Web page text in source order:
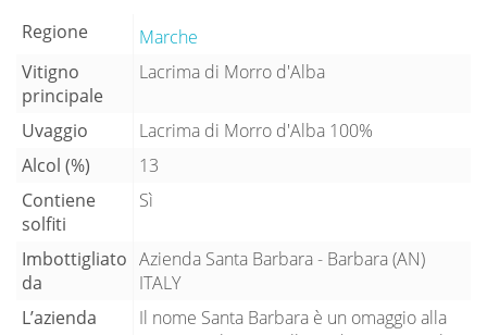
Regione
Marche
Vitigno
principale
Lacrima di Morro d'Alba
Uvaggio
Lacrima di Morro d'Alba 100%
Alcol (%)
13
Contiene
solfiti
Sì
Imbottigliato
da
Azienda Santa Barbara - Barbara (AN)
ITALY
L’azienda
Il nome Santa Barbara è un omaggio alla